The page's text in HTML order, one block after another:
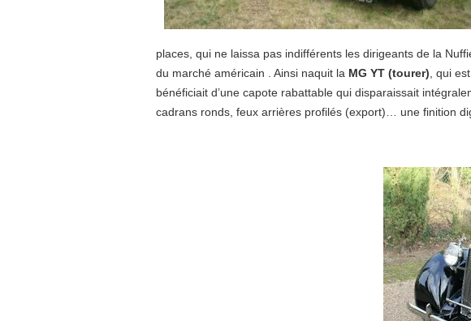
places, qui ne laissa pas indifférents les dirigeants de la
du marché américain . Ainsi naquit la MG YT (tourer) , qui
bénéficiait d’une capote rabattable qui disparaissait
cadrans ronds, feux arrières profilés (export)… une finition